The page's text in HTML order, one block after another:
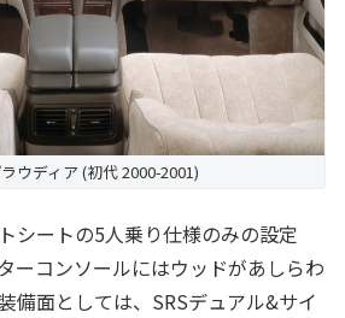
ウディア (初代 2000-2001)
シートの5人乗り仕様のみの設定
ーコンソールにはウッドがあしらわ
備面としては、SRSデュアル&サイ